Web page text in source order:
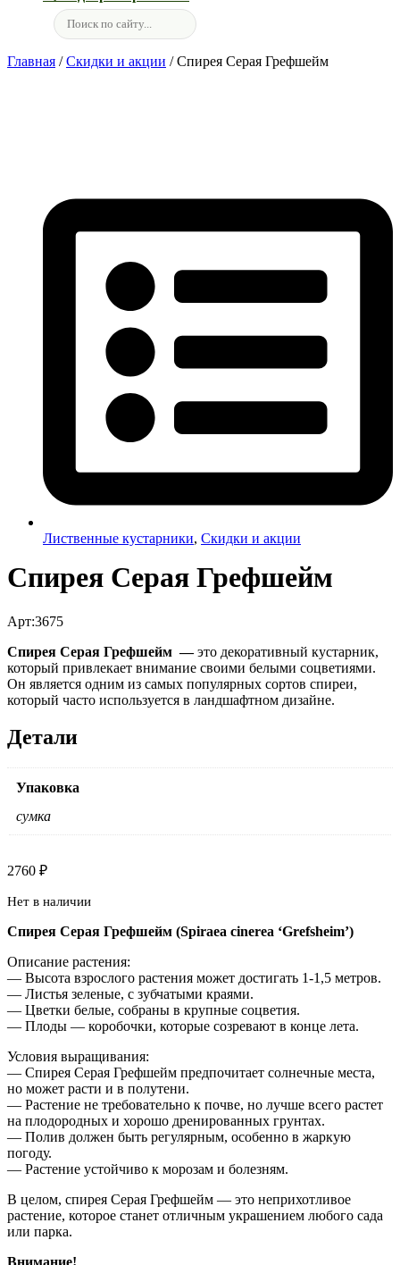
Главная /Скидки и акции / Спирея Серая Грефшейм
Лиственные кустарники, Скидки и акции
Спирея Серая Грефшейм
Арт:3675
Спирея Серая Грефшейм —это декоративный кустарник,
который привлекает внимание своими белыми соцветиями.
Он является одним из самых популярных сортов спиреи,
который часто используется в ландшафтном дизайне.
Детали
Упаковка
сумка
2760 ₽
Нет в наличии
Спирея Серая Грефшейм (Spiraea cinerea ‘Grefsheim’)
Описание растения:
— Высота взрослого растения может достигать 1-1,5 метров.
— Листья зеленые, с зубчатыми краями.
— Цветки белые, собраны в крупные соцветия.
— Плоды — коробочки, которые созревают в конце лета.
Условия выращивания:
— Спирея Серая Грефшейм предпочитает солнечные места,
но может расти и в полутени.
— Растение не требовательно к почве, но лучше всего растет
на плодородных и хорошо дренированных грунтах.
— Полив должен быть регулярным, особенно в жаркую
погоду.
— Растение устойчиво к морозам и болезням.
В целом, спирея Серая Грефшейм — это неприхотливое
растение, которое станет отличным украшением любого сада
или парка.